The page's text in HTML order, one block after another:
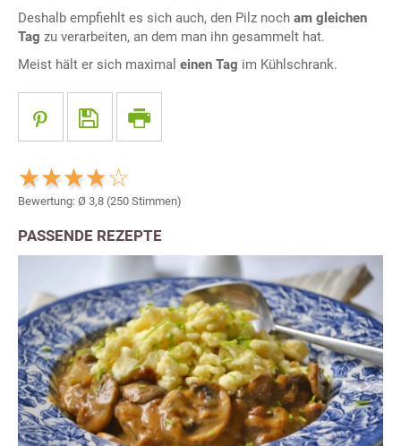
Deshalb empfiehlt es sich auch, den Pilz noch am gleichen
Tag zu verarbeiten, an dem man ihn gesammelt hat.
Meist hält er sich maximal einen Tag im Kühlschrank.
Bewertung: Ø 3,8 (250 Stimmen)
PASSENDE REZEPTE